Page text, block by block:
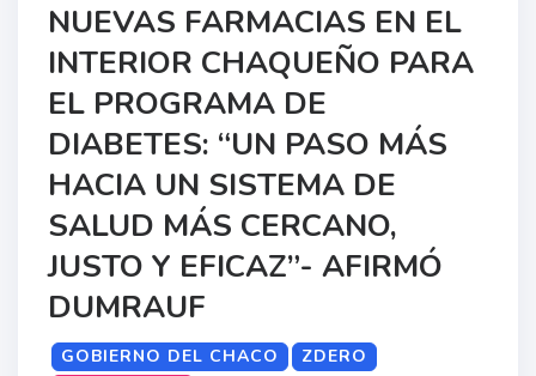
NUEVAS FARMACIAS EN EL
INTERIOR CHAQUEÑO PARA
EL PROGRAMA DE
DIABETES: “UN PASO MÁS
HACIA UN SISTEMA DE
SALUD MÁS CERCANO,
JUSTO Y EFICAZ”- AFIRMÓ
DUMRAUF
GOBIERNO DEL CHACO
ZDERO